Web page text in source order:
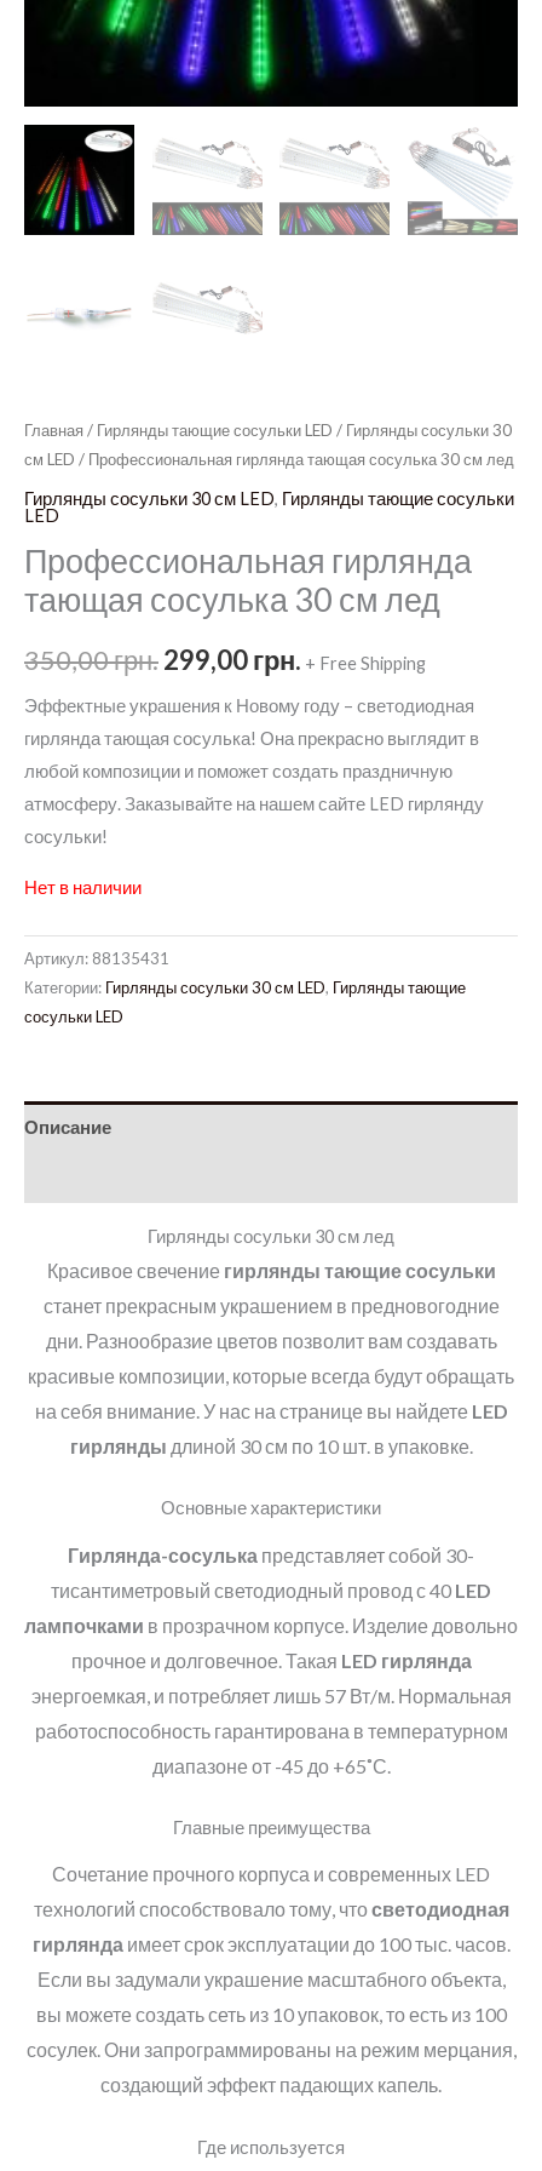
Главная / Гирлянды тающие сосульки LED / Гирлянды сосульки 30
см LED / Профессиональная гирлянда тающая сосулька 30 см лед
Гирлянды сосульки 30 см LED, Гирлянды тающие сосульки
LED
Профессиональная гирлянда
тающая сосулька 30 см лед
350,00грн.Первоначальная
цена
составляла
350,00 грн..
299,00грн.Текущая
цена:
299,00 грн..
+ Free Shipping
Эффектные украшения к Новому году – светодиодная
гирлянда тающая сосулька! Она прекрасно выглядит в
любой композиции и поможет создать праздничную
атмосферу. Заказывайте на нашем сайте LED гирлянду
сосульки!
Нет в наличии
Артикул: 88135431
Категории: Гирлянды сосульки 30 см LED, Гирлянды тающие
сосульки LED
Описание
Гирлянды сосульки 30 см лед
Красивое свечение гирлянды тающие сосульки
станет прекрасным украшением в предновогодние
дни. Разнообразие цветов позволит вам создавать
красивые композиции, которые всегда будут обращать
на себя внимание. У нас на странице вы найдете LED
гирлянды длиной 30 см по 10 шт. в упаковке.
Основные характеристики
Гирлянда-сосулька представляет собой 30-
тисантиметровый светодиодный провод с 40 LED
лампочками в прозрачном корпусе. Изделие довольно
прочное и долговечное. Такая LED гирлянда
энергоемкая, и потребляет лишь 57 Вт/м. Нормальная
работоспособность гарантирована в температурном
диапазоне от -45 до +65˚С.
Главные преимущества
Сочетание прочного корпуса и современных LED
технологий способствовало тому, чтосветодиодная
гирляндаимеет срок эксплуатации до 100 тыс. часов.
Если вы задумали украшение масштабного объекта,
вы можете создать сеть из 10 упаковок, то есть из 100
сосулек. Они запрограммированы на режим мерцания,
создающий эффект падающих капель.
Где используется